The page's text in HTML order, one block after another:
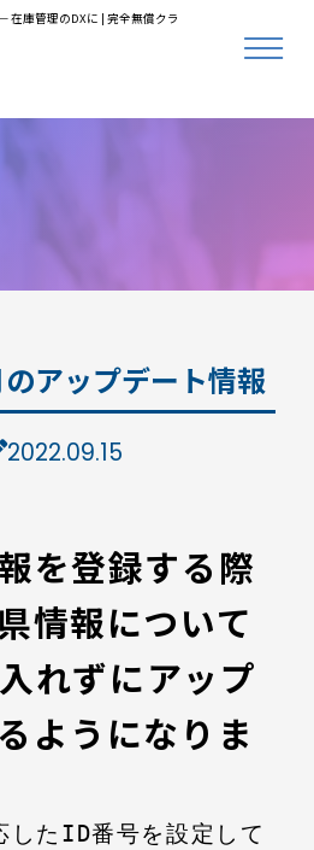
在庫管理のDXに | 完全無償クラ
アップデート情報
2022.09.15
を登録する際
情報について
れずにアップ
ようになりま
したID番号を設定して